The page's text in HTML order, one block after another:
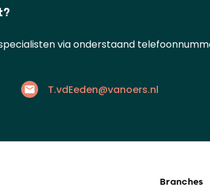
via onderstaand
T.vdEeden@vanoers.nl
Branches